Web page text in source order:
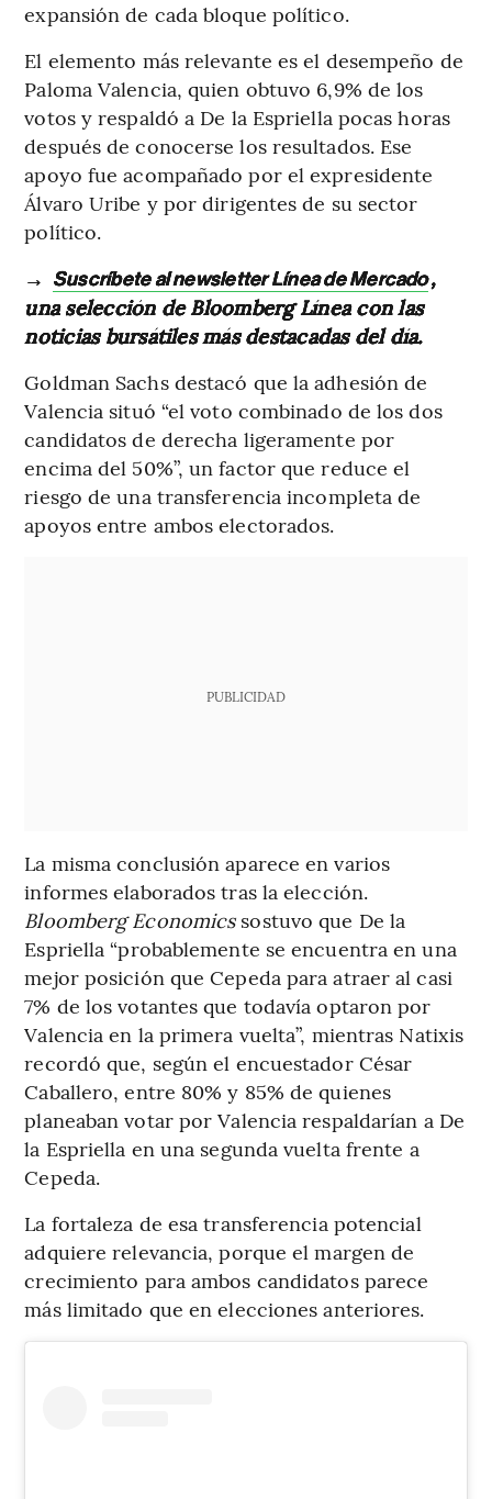
expansión de cada bloque político.
El elemento más relevante es el desempeño de
Paloma Valencia, quien obtuvo 6,9% de los
votos y respaldó a De la Espriella pocas horas
después de conocerse los resultados. Ese
apoyo fue acompañado por el expresidente
Álvaro Uribe y por dirigentes de su sector
político.
→ Suscríbete al newsletter Línea de Mercado,
una selección de Bloomberg Línea con las
noticias bursátiles más destacadas del día.
Goldman Sachs destacó que la adhesión de
Valencia situó “el voto combinado de los dos
candidatos de derecha ligeramente por
encima del 50%”, un factor que reduce el
riesgo de una transferencia incompleta de
apoyos entre ambos electorados.
PUBLICIDAD
La misma conclusión aparece en varios
informes elaborados tras la elección.
Bloomberg Economicssostuvo que De la
Espriella “probablemente se encuentra en una
mejor posición que Cepeda para atraer al casi
7% de los votantes que todavía optaron por
Valencia en la primera vuelta”, mientras Natixis
recordó que, según el encuestador César
Caballero, entre 80% y 85% de quienes
planeaban votar por Valencia respaldarían a De
la Espriella en una segunda vuelta frente a
Cepeda.
La fortaleza de esa transferencia potencial
adquiere relevancia, porque el margen de
crecimiento para ambos candidatos parece
más limitado que en elecciones anteriores.